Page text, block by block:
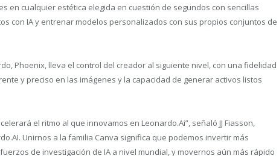
en cualquier estética elegida en cuestión de segundos con sencillas
con IA y entrenar modelos personalizados con sus propios conjuntos de
Phoenix, lleva el control del creador al siguiente nivel, con una fidelidad
y preciso en las imágenes y la capacidad de generar activos listos
el ritmo al que innovamos en Leonardo.Ai”, señaló JJ Fiasson,
Unirnos a la familia Canva significa que podemos invertir más
de investigación de IA a nivel mundial, y movernos aún más rápido